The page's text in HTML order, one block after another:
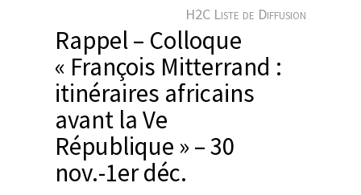
H2C Liste de Diffusion
Rappel – Colloque
« François Mitterrand :
itinéraires africains
avant la Ve
République » – 30
nov.-1er déc.